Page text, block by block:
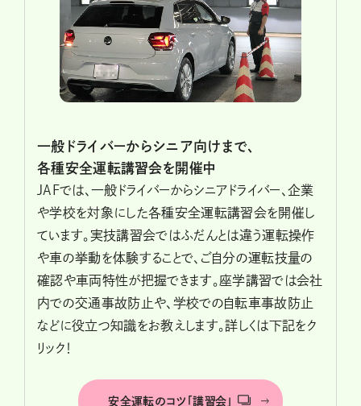
一般ドライバーからシニア向けまで、
各種安全運転講習会を開催中
JAFでは、一般ドライバーからシニアドライバー、企業
や学校を対象にした各種安全運転講習会を開催し
ています。実技講習会ではふだんとは違う運転操作
や車の挙動を体験することで、ご自分の運転技量の
確認や車両特性が把握できます。座学講習では会社
内での交通事故防止や、学校での自転車事故防止
などに役立つ知識をお教えします。詳しくは下記をク
リック！
安全運転のコツ「講習会」